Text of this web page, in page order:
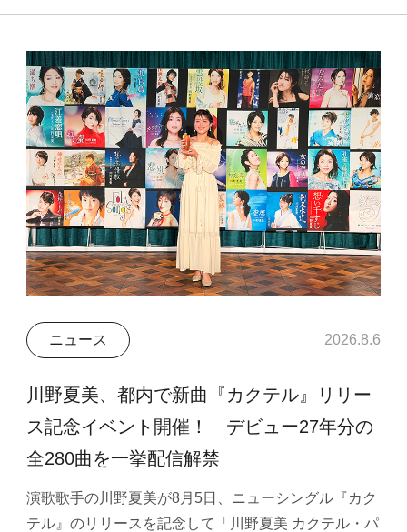
ニュース 2026.8.6
川野夏美、都内で新曲『カクテル』リリー
ス記念イベント開催！ デビュー27年分の
全280曲を一挙配信解禁
演歌歌手の川野夏美が8月5日、ニューシングル『カク
テル』のリリースを記念して「川野夏美 カクテル・パ